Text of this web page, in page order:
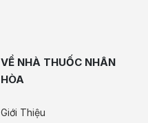
VỀ NHÀ THUỐC NHÂN
HÒA
Giới Thiệu